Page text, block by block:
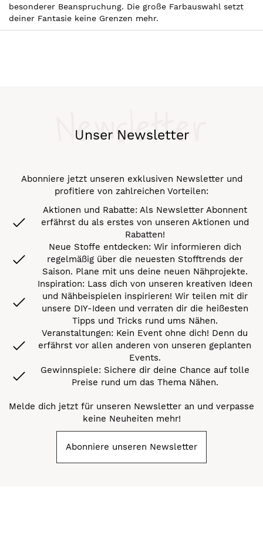
besonderer Beanspruchung. Die große Farbauswahl setzt
deiner Fantasie keine Grenzen mehr.
Unser Newsletter
Newsletter
Abonniere jetzt unseren exklusiven Newsletter und
profitiere von zahlreichen Vorteilen:
Aktionen und Rabatte: Als Newsletter Abonnent
erfährst du als erstes von unseren Aktionen und
Rabatten!
Neue Stoffe entdecken: Wir informieren dich
regelmäßig über die neuesten Stofftrends der
Saison. Plane mit uns deine neuen Nähprojekte.
Inspiration: Lass dich von unseren kreativen Ideen
und Nähbeispielen inspirieren! Wir teilen mit dir
unsere DIY-Ideen und verraten dir die heißesten
Tipps und Tricks rund ums Nähen.
Veranstaltungen: Kein Event ohne dich! Denn du
erfährst vor allen anderen von unseren geplanten
Events.
Gewinnspiele: Sichere dir deine Chance auf tolle
Preise rund um das Thema Nähen.
Melde dich jetzt für unseren Newsletter an und verpasse
keine Neuheiten mehr!
Abonniere unseren Newsletter